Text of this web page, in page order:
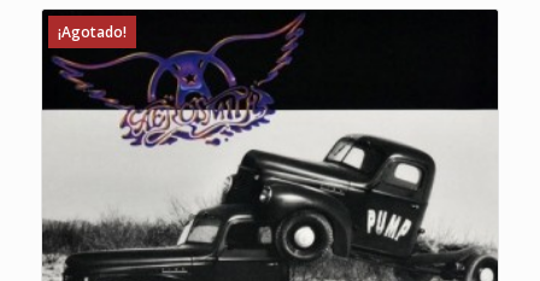
¡Agotado!